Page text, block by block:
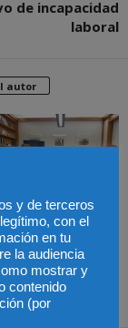
de incapacidad
laboral
autor
Publicado el aumento
retribuciones de
y
del Turno
Oficio en Aragón
y de terceros
con el
en tu
la audiencia
mostrar y
contenido
(por